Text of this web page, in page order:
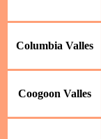
Columbia Valles
Coogoon Valles